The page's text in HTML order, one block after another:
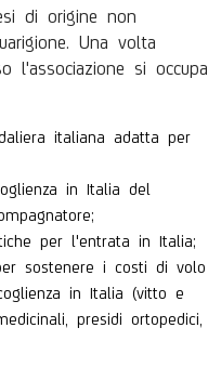
di origine non
Una volta
l'associazione si occupa
italiana adatta per
in Italia del
per l'entrata in Italia;
sostenere i costi di volo
in Italia (vitto e
presidi ortopedici,